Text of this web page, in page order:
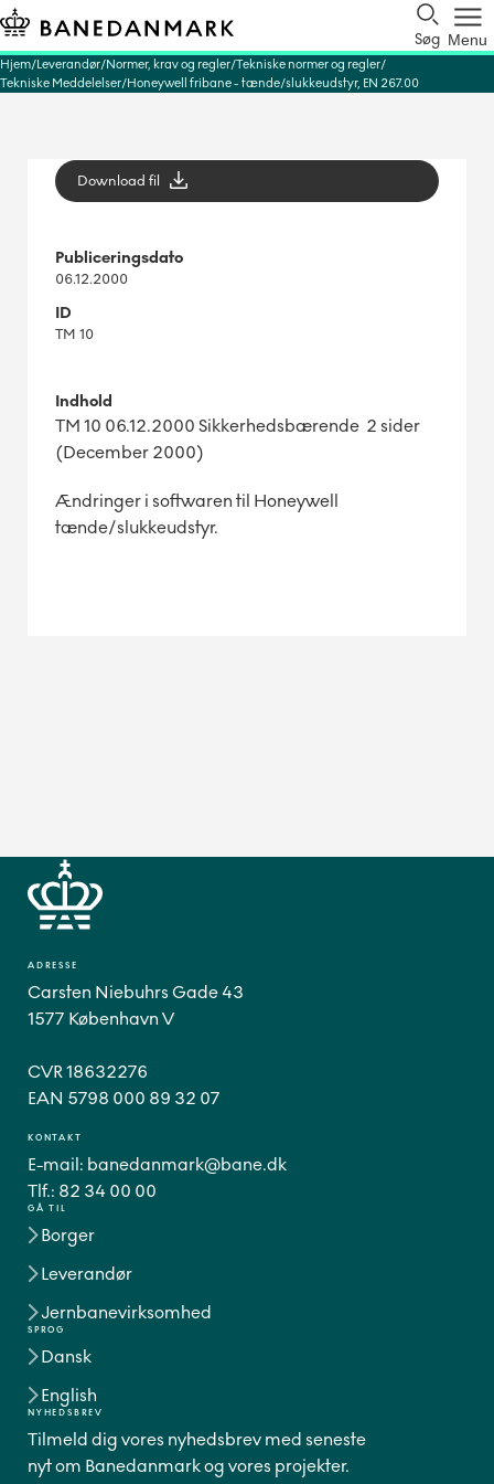
Søg Menu
Hjem Leverandør Normer, krav og regler Tekniske normer og regler
Tekniske Meddelelser Honeywell fribane - tænde/slukkeudstyr, EN 267.00
Download fil
Publiceringsdato
06.12.2000
ID
TM 10
Indhold
TM 10 06.12.2000 Sikkerhedsbærende 2 sider
(December 2000)
Ændringer i softwaren til Honeywell
tænde/slukkeudstyr.
GÅ TIL
Borger
Leverandør
Jernbanevirksomhed
SPROG
Dansk
English
ADRESSE
Carsten Niebuhrs Gade 43
1577 København V
CVR 18632276
EAN 5798 000 89 32 07
KONTAKT
E-mail: banedanmark@bane.dk
Tlf.: 82 34 00 00
NYHEDSBREV
Tilmeld dig vores nyhedsbrev med seneste
nyt om Banedanmark og vores projekter.